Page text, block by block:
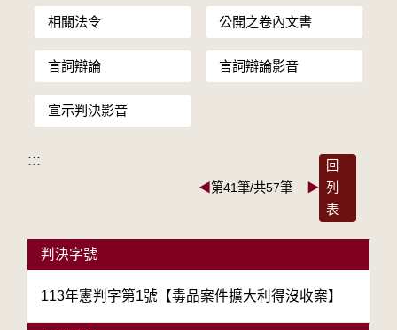
相關法令 公開之卷內文書
言詞辯論 言詞辯論影音
宣示判決影音
:::
◀第41筆/共57筆 ▶
回
列
表
判決字號
113年憲判字第1號【毒品案件擴大利得沒收案】